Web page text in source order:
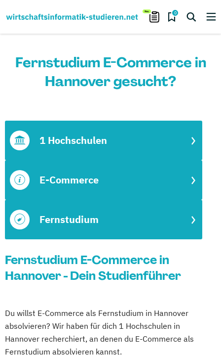
0
Fernstudium E-Commerce in
Hannover gesucht?
Fernstudium
E-Commerce
1 Hochschulen
Fernstudium E-Commerce in
Hannover - Dein Studienführer
Du willst E-Commerce als Fernstudium in Hannover
absolvieren? Wir haben für dich 1 Hochschulen in
Hannover recherchiert, an denen du E-Commerce als
Fernstudium absolvieren kannst.